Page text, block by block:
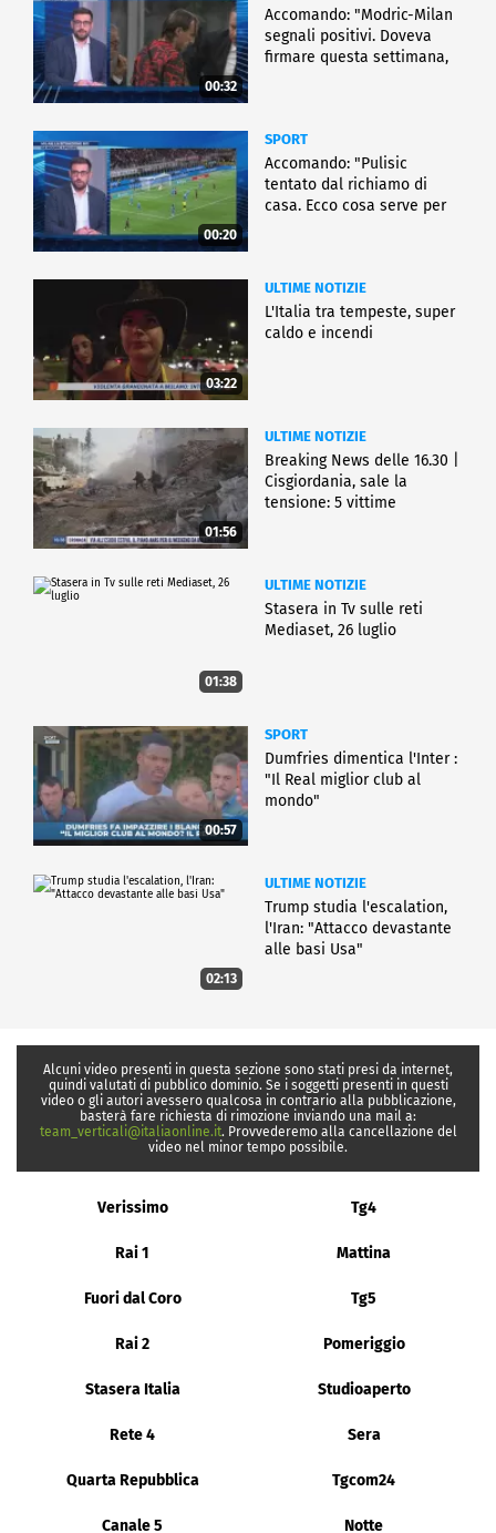
00:32
Accomando: "Modric-Milan
segnali positivi. Doveva
firmare questa settimana,
00:20
SPORT
Accomando: "Pulisic
tentato dal richiamo di
casa. Ecco cosa serve per
03:22
ULTIME NOTIZIE
L'Italia tra tempeste, super
caldo e incendi
01:56
ULTIME NOTIZIE
Breaking News delle 16.30 |
Cisgiordania, sale la
tensione: 5 vittime
01:38
ULTIME NOTIZIE
Stasera in Tv sulle reti
Mediaset, 26 luglio
00:57
SPORT
Dumfries dimentica l'Inter :
"Il Real miglior club al
mondo"
02:13
ULTIME NOTIZIE
Trump studia l'escalation,
l'Iran: "Attacco devastante
alle basi Usa"
Alcuni video presenti in questa sezione sono stati presi da internet,
quindi valutati di pubblico dominio. Se i soggetti presenti in questi
video o gli autori avessero qualcosa in contrario alla pubblicazione,
basterà fare richiesta di rimozione inviando una mail a:
team_verticali@italiaonline.it. Provvederemo alla cancellazione del
video nel minor tempo possibile.
Verissimo Tg4
Rai 1 Mattina
Fuori dal Coro Tg5
Rai 2 Pomeriggio
Stasera Italia Studioaperto
Rete 4 Sera
Quarta Repubblica Tgcom24
Canale 5 Notte